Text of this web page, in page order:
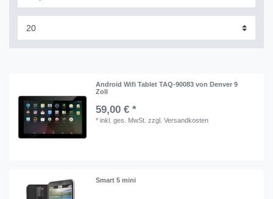
Android Wifi Tablet TAQ-90083 von Denver 9
Zoll
59,00 € *
*inkl. ges. MwSt. zzgl.Versandkosten
Smart 5 mini